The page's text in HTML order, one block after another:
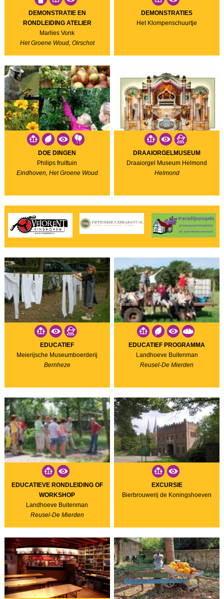
DEMONSTRATIE EN
RONDLEIDING ATELIER
Marlies Vonk
Het Groene Woud, Oirschot
DEMONSTRATIES
Het Klompenschuurtje
DOE DINGEN
Philips fruittuin
Eindhoven, Het Groene Woud
DRAAIORGELMUSEUM
Draaiorgel Museum Helmond
Helmond
EDUCATIEF
Meierijsche Museumboerderij
Bernheze
EDUCATIEF PROGRAMMA
Landhoeve Buitenman
Reusel-De Mierden
EDUCATIEVE RONDLEIDING OF
WORKSHOP
Landhoeve Buitenman
Reusel-De Mierden
EXCURSIE
Bierbrouwerij de Koningshoeven